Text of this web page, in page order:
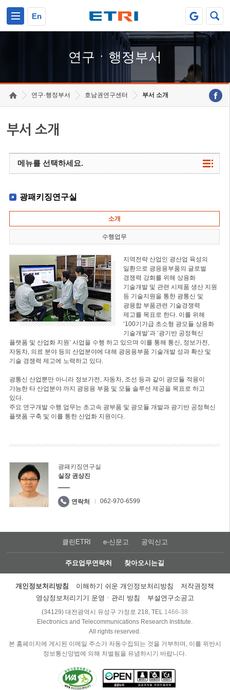
En
연구ㆍ행정부서
연구·행정부서 호남권연구센터 부서 소개
부서 소개
메뉴를 선택하세요.
광패키징연구실
소개
수행업무
지역전략 산업인 광산업 육성의
일환으로 광응용부품의 글로벌
경쟁력 강화를 위해 상용화
기술개발 및 관련 시제품 생산 지원
등 기술지원을 통한 광통신 및
광융합 부품관련 기술경쟁력
제고를 목표로 한다. 이를 위해
‘100기가급 초소형 광모듈 상용화
기술개발’과 ‘광기반 공정혁신
플랫폼 및 산업화 지원’ 사업을 수행 하고 있으며 이를 통해 통신, 정보가전,
자동차, 의료 분야 등의 산업분야에 대해 광응용부품 기술개발 성과 확산 및
기술 경쟁력 제고에 노력하고 있다.
광통신 산업뿐만 아니라 정보가전, 자동차, 조선 등과 같이 광모듈 적용이
가능한 타 산업분야 까지 광응용 부품 및 모듈 솔루션 제공을 목표로 하고
있다.
주요 연구개발 수행 업무는 초고속 광부품 및 광모듈 개발과 광기반 공정혁신
플랫폼 구축 및 이를 통한 산업화 지원이다.
광패키징연구실
실장 권상진
연락처 062-970-6599
클린ETRI e-신문고 공익신고
주요업무연락처 찾아오시는길
개인정보처리방침 이해하기 쉬운 개인정보처리방침
저작권정책
영상정보처리기기 운영ㆍ관리 방침
부설연구소공고
(34129) 대전광역시 유성구 가정로 218, TEL 1466-38
Electronics and Telecommunications Research Institute.
All rights reserved.
본 홈페이지에 게시된 이메일 주소가 자동수집되는 것을 거부하며, 이를 위반시
정보통신망법에 의해 처벌됨을 유념하시기 바랍니다.